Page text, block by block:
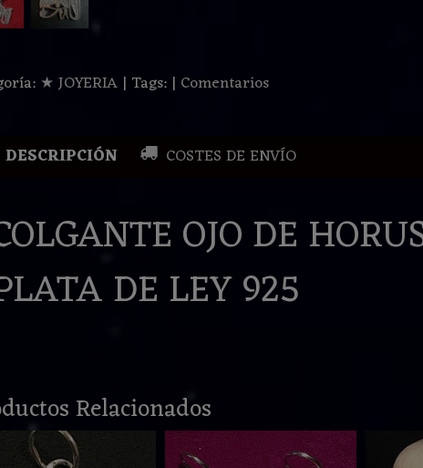
★ JOYERIA | Tags: | Comentarios
DESCRIPCIÓN COSTES DE ENVÍO
OJO DE
DE LEY 925
Relacionados